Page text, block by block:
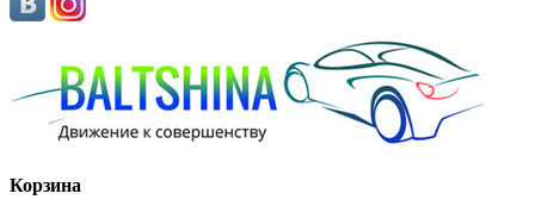
Корзина